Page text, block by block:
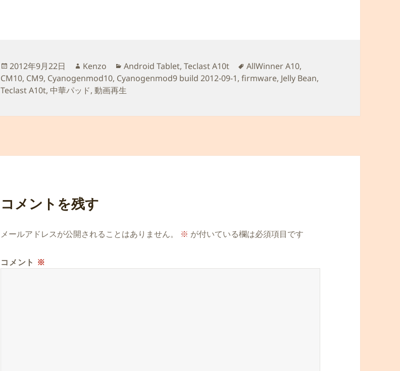
投
稿
日:
2012年9月22日
作
成
者
Kenzo
カ
テ
ゴ
ー
Android Tablet,Teclast A10t
タ
グ
AllWinner A10,
CM10, CM9, Cyanogenmod10, Cyanogenmod9 build 2012-09-1,firmware, Jelly Bean,
Teclast A10t, 中華パッド,動画再生
コメントを残す
メールアドレスが公開されることはありません。 ※ が付いている欄は必須項目です
コメント ※